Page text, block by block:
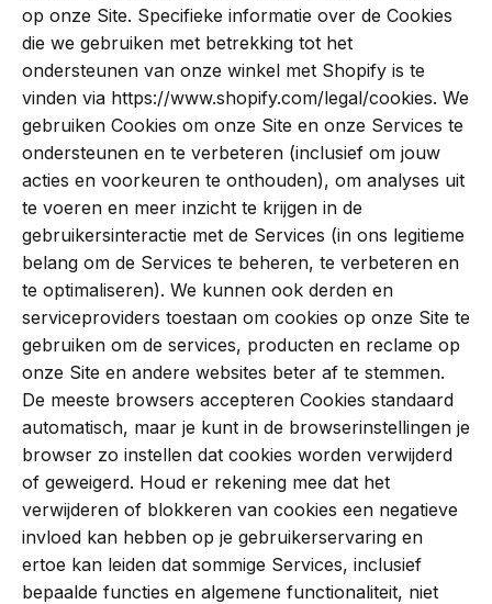
op onze Site. Specifieke informatie over de Cookies
die we gebruiken met betrekking tot het
ondersteunen van onze winkel met Shopify is te
vinden via https://www.shopify.com/legal/cookies. We
gebruiken Cookies om onze Site en onze Services te
ondersteunen en te verbeteren (inclusief om jouw
acties en voorkeuren te onthouden), om analyses uit
te voeren en meer inzicht te krijgen in de
gebruikersinteractie met de Services (in ons legitieme
belang om de Services te beheren, te verbeteren en
te optimaliseren). We kunnen ook derden en
serviceproviders toestaan om cookies op onze Site te
gebruiken om de services, producten en reclame op
onze Site en andere websites beter af te stemmen.
De meeste browsers accepteren Cookies standaard
automatisch, maar je kunt in de browserinstellingen je
browser zo instellen dat cookies worden verwijderd
of geweigerd. Houd er rekening mee dat het
verwijderen of blokkeren van cookies een negatieve
invloed kan hebben op je gebruikerservaring en
ertoe kan leiden dat sommige Services, inclusief
bepaalde functies en algemene functionaliteit, niet